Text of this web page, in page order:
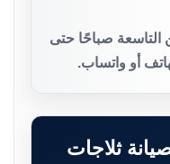
التاسعة صباحًا حتى
أو واتساب.
ثلاجات